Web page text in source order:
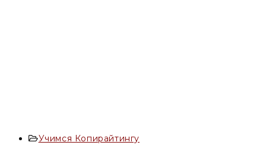
Рубрика
Учимся Копирайтингу